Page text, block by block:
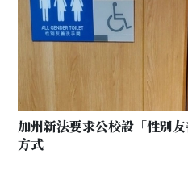
加州新法要求公校設「性別
方式